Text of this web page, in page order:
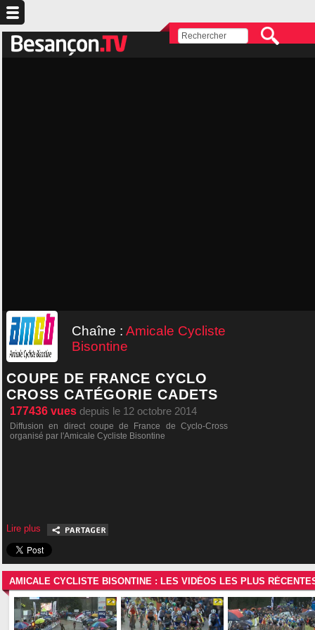
Chaîne : Amicale Cycliste
Bisontine
COUPE DE FRANCE CYCLO
CROSS CATÉGORIE CADETS
177436 vues depuis le 12 octobre 2014
Diffusion en direct coupe de France de Cyclo-Cross
organisé par l'Amicale Cycliste Bisontine
Lire plus
AMICALE CYCLISTE BISONTINE : LES VIDÉOS LES PLUS